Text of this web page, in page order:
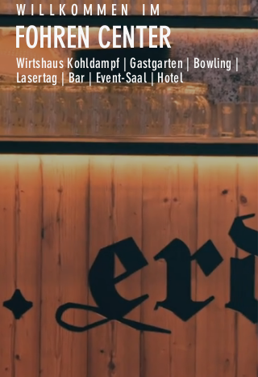
WILLKOMMEN IM
FOHREN CENTER
Wirtshaus Kohldampf | Gastgarten | Bowling |
Lasertag | Bar | Event-Saal | Hotel